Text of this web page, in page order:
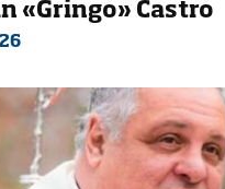
«Gringo» Castro